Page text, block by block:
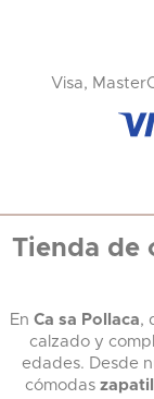
Visa,
Tienda de
En Ca sa Pollaca,
calzado y
edades. Desde
cómodas